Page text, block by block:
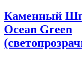
Каменный
Ocean Green